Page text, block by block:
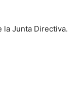
la Junta Directiva.